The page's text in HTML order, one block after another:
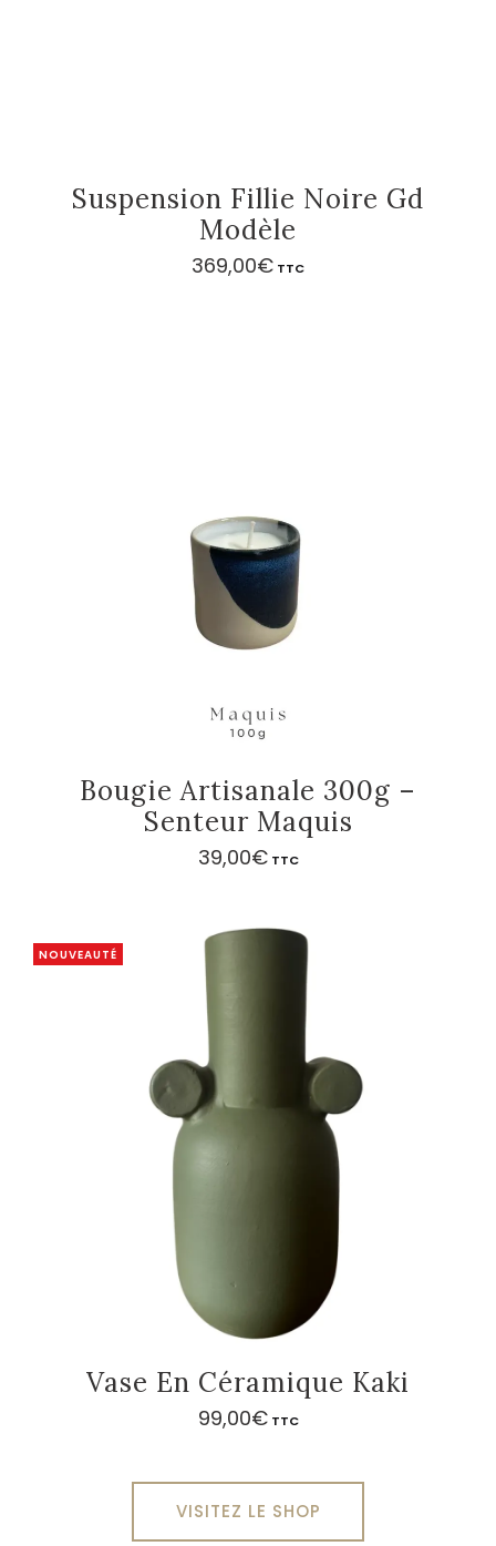
Suspension Fillie Noire Gd
Modèle
369,00€ TTC
Bougie Artisanale 300g –
Senteur Maquis
39,00€ TTC
NOUVEAUTÉ
Vase En Céramique Kaki
99,00€ TTC
VISITEZ LE SHOP